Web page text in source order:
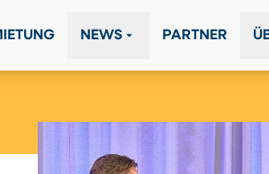
NEWS arrow_drop_down PARTNER